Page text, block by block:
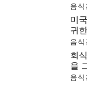
음식
미
귀
음식
회
을
음식